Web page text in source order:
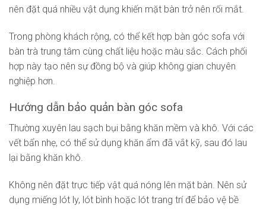
nên đặt quá nhiều vật dụng khiến mặt bàn trở nên rối mắt.
Trong phòng khách rộng, có thể kết hợp bàn góc sofa với
bàn trà trung tâm cùng chất liệu hoặc màu sắc. Cách phối
hợp này tạo nên sự đồng bộ và giúp không gian chuyên
nghiệp hơn.
Hướng dẫn bảo quản bàn góc sofa
Thường xuyên lau sạch bụi bằng khăn mềm và khô. Với các
vết bẩn nhẹ, có thể sử dụng khăn ẩm đã vắt kỹ, sau đó lau
lại bằng khăn khô.
Không nên đặt trực tiếp vật quá nóng lên mặt bàn. Nên sử
dụng miếng lót ly, lót bình hoặc lót trang trí để bảo vệ bề